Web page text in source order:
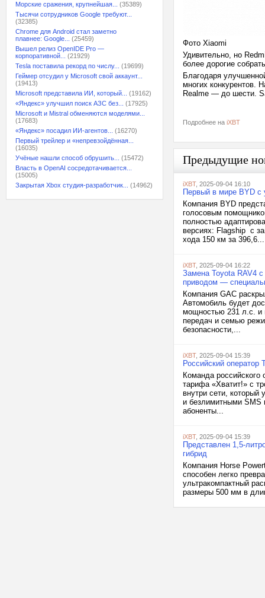
Морские сражения, крупнейшая...
(35389)
Тысячи сотрудников Google требуют...
(32385)
Chrome для Android стал заметно
плавнее: Google...
(25459)
Вышел релиз OpenIDE Pro —
корпоративной...
(21929)
Tesla поставила рекорд по числу...
(19699)
Геймер отсудил у Microsoft свой аккаунт...
(19413)
Microsoft представила ИИ, который...
(19162)
«Яндекс» улучшил поиск АЗС без...
(17925)
Microsoft и Mistral обменяются моделями...
(17683)
«Яндекс» посадил ИИ-агентов...
(16270)
Первый трейлер и «непревзойдённая...
(16035)
Учёные нашли способ обрушить...
(15472)
Власть в OpenAI сосредотачивается...
(15005)
Закрытая Xbox студия-разработчик...
(14962)
Фото Xiaomi
Удивительно, но
более дорогие
Благодаря
многих конкурентов.
Realme — до шести.
Подробнее на iXBT
Предыдущие
iXBT, 2025-09-04 16:10
Первый в мире BYD с
Компания BYD
голосовым
полностью
версиях: Flagship с
хода 150 км за 396,6...
iXBT, 2025-09-04 16:22
Замена Toyota RAV4
приводом —
Компания GAC
Автомобиль будет
мощностью 231 л.с. и
передач и семью
безопасности,...
iXBT, 2025-09-04 15:39
Российский оператор
Команда
тарифа «Хватит!» с
внутри сети,
и безлимитными SMS
абоненты...
iXBT, 2025-09-04 15:39
Представлен 1,5-
гибрид
Компания Horse
способен легко
ультракомпактный
размеры 500 мм в